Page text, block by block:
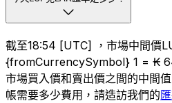
截至18:54 [UTC] ，市場中間價
{fromCurrencySymbol} 1 = ₭
市場買入價和賣出價之間的中間
帳需要多少費用，請造訪我們的